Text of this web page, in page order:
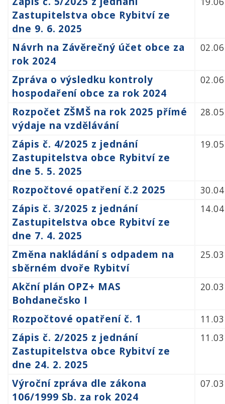
Zastupitelstva obce Rybitví ze
dne 9. 6. 2025
Návrh na Závěrečný účet obce za
rok 2024
Zpráva o výsledku kontroly
hospodaření obce za rok 2024
Rozpočet ZŠMŠ na rok 2025 přímé
výdaje na vzdělávání
Zápis č. 4/2025 z jednání
Zastupitelstva obce Rybitví ze
dne 5. 5. 2025
Rozpočtové opatření č.2 2025
Zápis č. 3/2025 z jednání
Zastupitelstva obce Rybitví ze
dne 7. 4. 2025
Změna nakládání s odpadem na
sběrném dvoře Rybitví
Akční plán OPZ+ MAS
Bohdanečsko I
Rozpočtové opatření č. 1
Zápis č. 2/2025 z jednání
Zastupitelstva obce Rybitví ze
dne 24. 2. 2025
Výroční zpráva dle zákona
106/1999 Sb. za rok 2024